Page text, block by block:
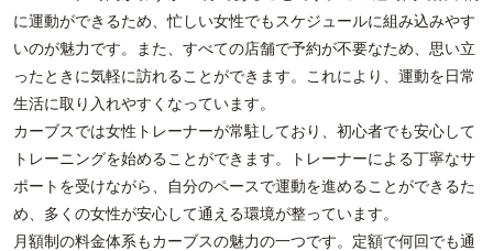
に運動ができるため、忙しい女性でもスケジュールに組み込みやす
いのが魅力です。また、すべての店舗で予約が不要なため、思い立
ったときに気軽に訪れることができます。これにより、運動を日常
生活に取り入れやすくなっています。
カーブスでは女性トレーナーが常駐しており、初心者でも安心して
トレーニングを始めることができます。トレーナーによる丁寧なサ
ポートを受けながら、自分のペースで運動を進めることができるた
め、多くの女性が安心して通える環境が整っています。
月額制の料金体系もカーブスの魅力の一つです。定額で何回でも通